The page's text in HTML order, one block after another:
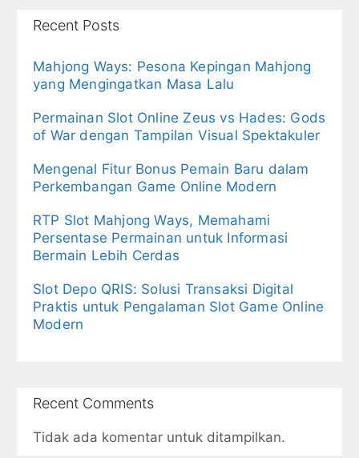
Recent Posts
Mahjong Ways: Pesona Kepingan Mahjong
yang Mengingatkan Masa Lalu
Permainan Slot Online Zeus vs Hades: Gods
of War dengan Tampilan Visual Spektakuler
Mengenal Fitur Bonus Pemain Baru dalam
Perkembangan Game Online Modern
RTP Slot Mahjong Ways, Memahami
Persentase Permainan untuk Informasi
Bermain Lebih Cerdas
Slot Depo QRIS: Solusi Transaksi Digital
Praktis untuk Pengalaman Slot Game Online
Modern
Recent Comments
Tidak ada komentar untuk ditampilkan.